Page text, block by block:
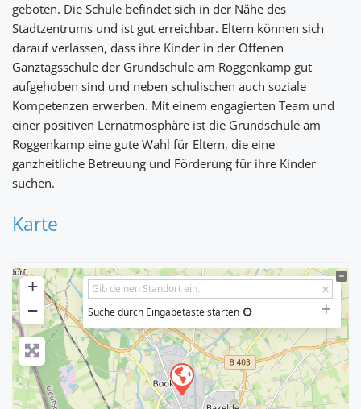
geboten. Die Schule befindet sich in der Nähe des
Stadtzentrums und ist gut erreichbar. Eltern können sich
darauf verlassen, dass ihre Kinder in der Offenen
Ganztagsschule der Grundschule am Roggenkamp gut
aufgehoben sind und neben schulischen auch soziale
Kompetenzen erwerben. Mit einem engagierten Team und
einer positiven Lernatmosphäre ist die Grundschule am
Roggenkamp eine gute Wahl für Eltern, die eine
ganzheitliche Betreuung und Förderung für ihre Kinder
suchen.
Karte
+
−
Suche durch Eingabetaste starten